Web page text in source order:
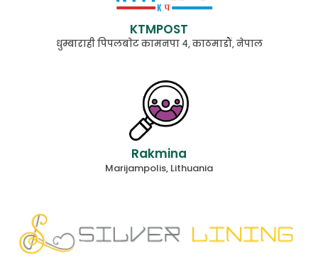
KTMPOST
धुम्बाराही पिपलबाेट कामनपा ४, काठमाडौं, नेपाल
Rakmina
Marijampolis, Lithuania